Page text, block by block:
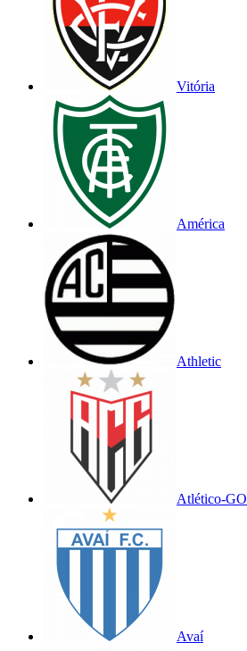
Vitória
América
Athletic
Atlético-GO
Avaí